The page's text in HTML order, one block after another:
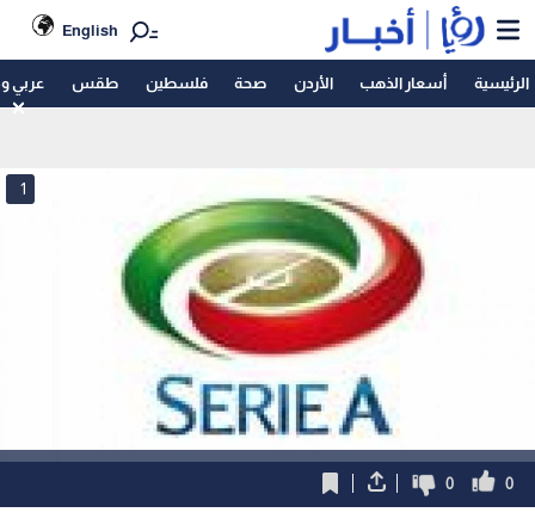
English
الرئيسية أسعار الذهب الأردن صحة فلسطين طقس عربي
1
0
0